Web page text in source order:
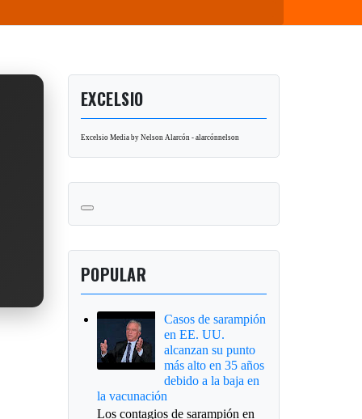
EXCELSIO
Excelsio Media by Nelson Alarcón - alarcónnelson
POPULAR
Casos de sarampión
en EE. UU.
alcanzan su punto
más alto en 35 años
debido a la baja en
la vacunación
Los contagios de sarampión en